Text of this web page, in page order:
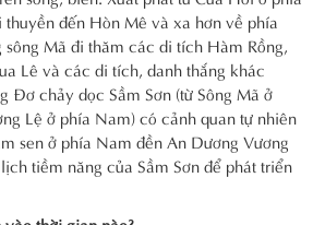
đến Hòn Mê và xa hơn về phía
Mã đi thăm các di tích Hàm Rồng,
Lê và các di tích, danh thắng khác
Đơ chảy dọc Sầm Sơn (từ Sông Mã ở
Lệ ở phía Nam) có cảnh quan tự nhiên
sen ở phía Nam đền An Dương Vương
tiềm năng của Sầm Sơn để phát triển